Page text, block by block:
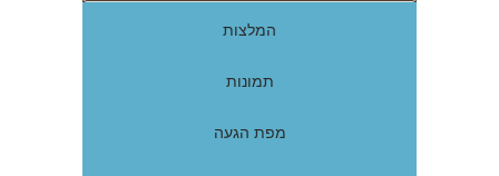
המלצות
תמונות
מפת הגעה